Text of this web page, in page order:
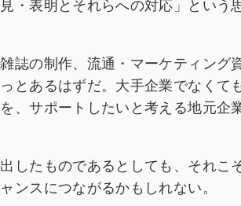
誌の制作、流通・マーケティング
とあるはずだ。大手企業でなくて
、サポートしたいと考える地元企
したものであるとしても、それこ
ンスにつながるかもしれない。